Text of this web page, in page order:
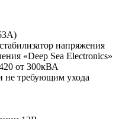
напряжения
«Deep Sea Electronics»
от 300кВА
не требующим ухода